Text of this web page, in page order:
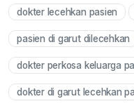
dokter lecehkan pasien
pasien di garut dilecehkan
dokter perkosa keluarga
dokter di garut lecehkan